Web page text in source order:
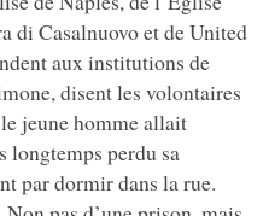
di Casalnuovo et de United
aux institutions de
disent les volontaires
jeune homme allait
longtemps perdu sa
par dormir dans la rue.